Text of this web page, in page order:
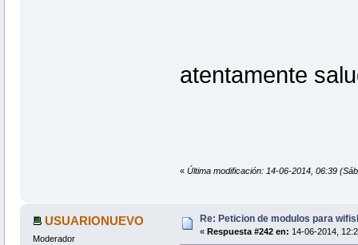
atentamente
« Última modificación: 14-06-2014, 06:39
USUARIONUEVO
Moderador
Re: Peticion de modulos para
« Respuesta #242 en: 14-06-2014,